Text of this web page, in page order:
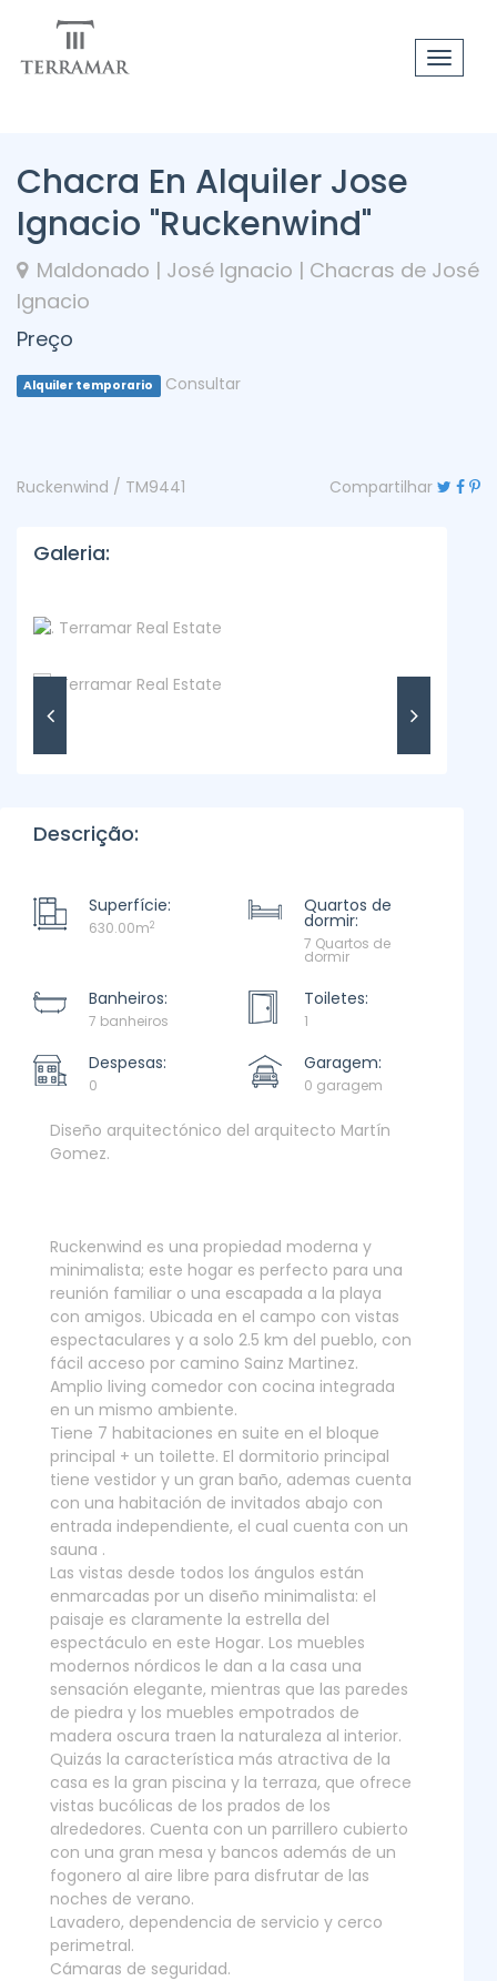
Toggle
Chacra En Alquiler Jose
Ignacio "Ruckenwind"
Maldonado | José Ignacio | Chacras de José
Ignacio
Preço
Alquiler temporario Consultar
Ruckenwind / TM9441 Compartilhar
Galeria:
Descrição:
Superfície:
630.00m2
Quartos de
dormir:
7 Quartos de
dormir
Banheiros:
7 banheiros
Toiletes:
1
Despesas:
0
Garagem:
0 garagem
Diseño arquitectónico del arquitecto Martín
Gomez.
Ruckenwind es una propiedad moderna y
minimalista; este hogar es perfecto para una
reunión familiar o una escapada a la playa
con amigos. Ubicada en el campo con vistas
espectaculares y a solo 2.5 km del pueblo, con
fácil acceso por camino Sainz Martinez.
Amplio living comedor con cocina integrada
en un mismo ambiente.
Tiene 7 habitaciones en suite en el bloque
principal + un toilette. El dormitorio principal
tiene vestidor y un gran baño, ademas cuenta
con una habitación de invitados abajo con
entrada independiente, el cual cuenta con un
sauna .
Las vistas desde todos los ángulos están
enmarcadas por un diseño minimalista: el
paisaje es claramente la estrella del
espectáculo en este Hogar. Los muebles
modernos nórdicos le dan a la casa una
sensación elegante, mientras que las paredes
de piedra y los muebles empotrados de
madera oscura traen la naturaleza al interior.
Quizás la característica más atractiva de la
casa es la gran piscina y la terraza, que ofrece
vistas bucólicas de los prados de los
alrededores. Cuenta con un parrillero cubierto
con una gran mesa y bancos además de un
fogonero al aire libre para disfrutar de las
noches de verano.
Lavadero, dependencia de servicio y cerco
perimetral.
Cámaras de seguridad.